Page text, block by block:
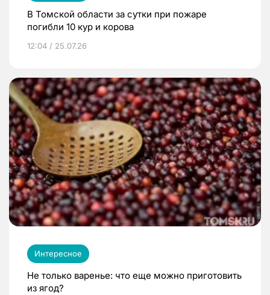
В Томской области за сутки при пожаре
погибли 10 кур и корова
12:04 / 25.07.26
Интересное
Не только варенье: что еще можно приготовить
из ягод?